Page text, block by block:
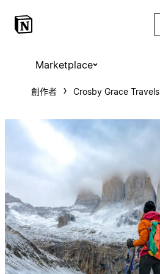
Marketplace
創作者 Crosby Grace Travels